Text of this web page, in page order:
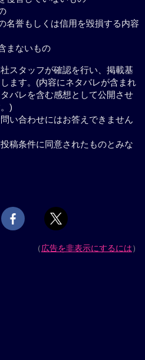
名誉もしくは信用を毀損する内容
まないもの
スタッフが確認を行い、掲載基
ます。(内容にネタバレが含まれ
バレを含む感想として公開させ
)
い合わせにはお答えできません
稿条件に同意されたものとみな
（広告を非表示にするには）